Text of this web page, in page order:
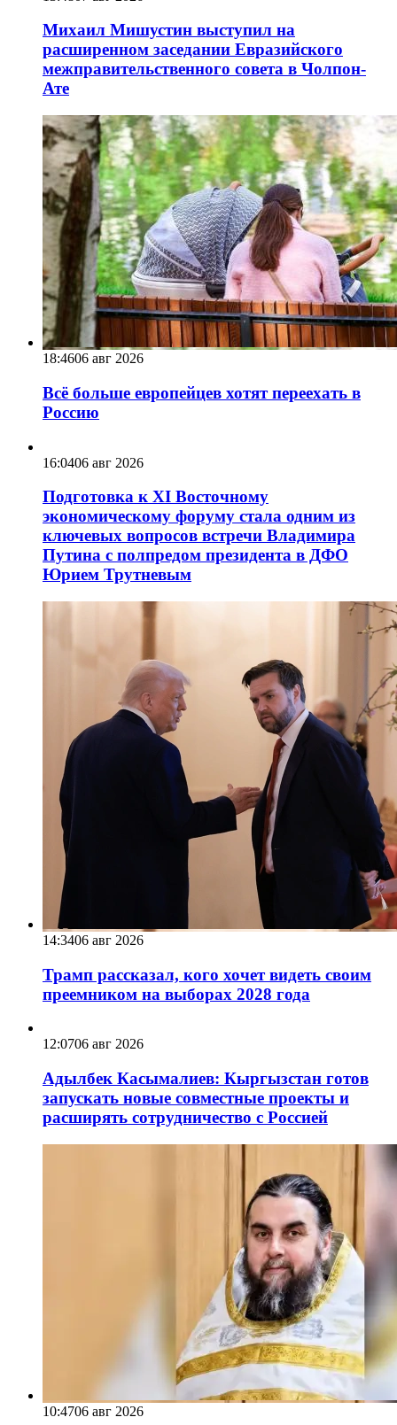
Михаил Мишустин выступил на
расширенном заседании Евразийского
межправительственного совета в Чолпон-
Ате
18:4606 авг 2026
Всё больше европейцев хотят переехать в
Россию
16:0406 авг 2026
Подготовка к XI Восточному
экономическому форуму стала одним из
ключевых вопросов встречи Владимира
Путина с полпредом президента в ДФО
Юрием Трутневым
14:3406 авг 2026
Трамп рассказал, кого хочет видеть своим
преемником на выборах 2028 года
12:0706 авг 2026
Адылбек Касымалиев: Кыргызстан готов
запускать новые совместные проекты и
расширять сотрудничество с Россией
10:4706 авг 2026